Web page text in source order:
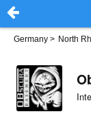
Germany > North